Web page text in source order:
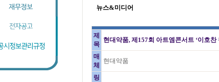
뉴스&미디어
제
목
현대약품, 제157회 아트엠콘서트 ‘이호찬
매
체
현대약품
링